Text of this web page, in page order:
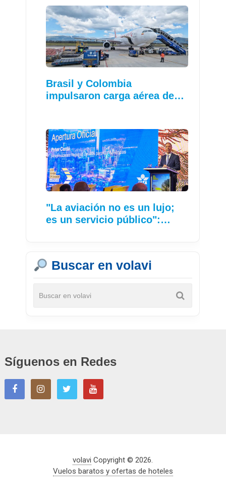
Brasil y Colombia
impulsaron carga aérea de…
"La aviación no es un lujo;
es un servicio público":…
Buscar en volavi
Síguenos en Redes
volavi Copyright © 2026.
Vuelos baratos y ofertas de hoteles